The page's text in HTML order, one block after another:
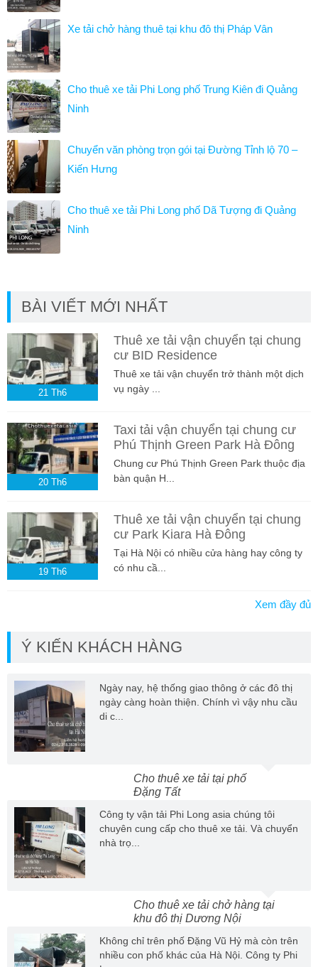
Xe tải chở hàng thuê tại khu đô thị Pháp Vân
Cho thuê xe tải Phi Long phố Trung Kiên đi Quảng
Ninh
Chuyển văn phòng trọn gói tại Đường Tỉnh lộ 70 –
Kiến Hưng
Cho thuê xe tải Phi Long phố Dã Tượng đi Quảng
Ninh
BÀI VIẾT MỚI NHẤT
21 Th6
Thuê xe tải vận chuyển tại chung
cư BID Residence
Thuê xe tải vận chuyển trở thành một dịch
vụ ngày ...
20 Th6
Taxi tải vận chuyển tại chung cư
Phú Thịnh Green Park Hà Đông
Chung cư Phú Thịnh Green Park thuộc địa
bàn quận H...
19 Th6
Thuê xe tải vận chuyển tại chung
cư Park Kiara Hà Đông
Tại Hà Nội có nhiều cửa hàng hay công ty
có nhu cầ...
Xem đầy đủ
Ý KIẾN KHÁCH HÀNG
Ngày nay, hệ thống giao thông ở các đô thị
ngày càng hoàn thiện. Chính vì vậy nhu cầu
di c...
Cho thuê xe tải tại phố
Đặng Tất
Công ty vận tải Phi Long asia chúng tôi
chuyên cung cấp cho thuê xe tải. Và chuyển
nhà trọ...
Cho thuê xe tải chở hàng tại
khu đô thị Dương Nội
Không chỉ trên phố Đặng Vũ Hỷ mà còn trên
nhiều con phố khác của Hà Nội. Công ty Phi